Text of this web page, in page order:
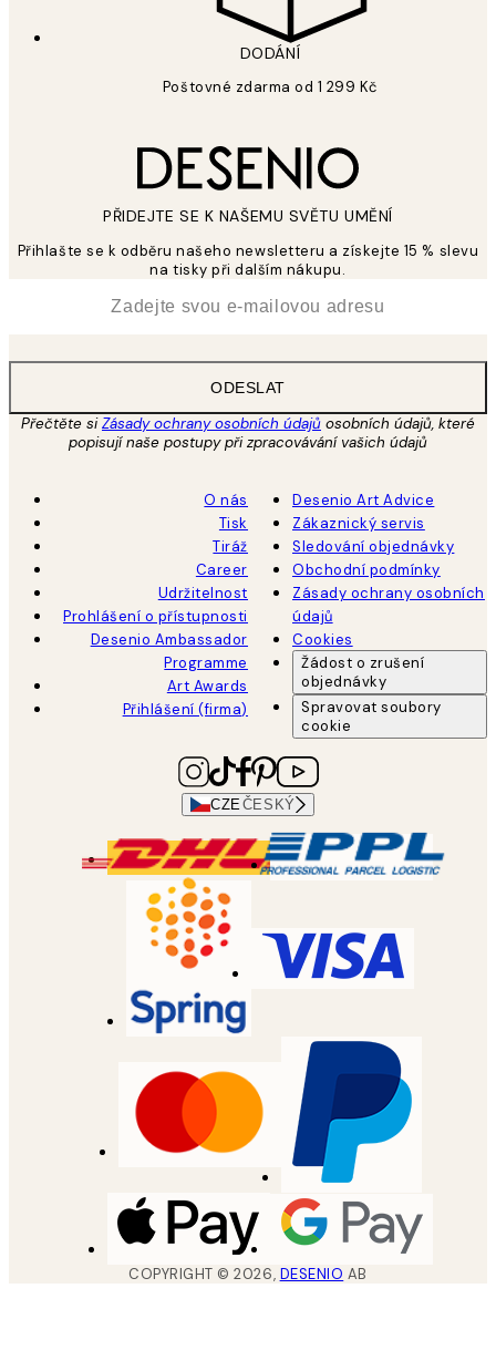
DODÁNÍ
Poštovné zdarma od 1 299 Kč
PŘIDEJTE SE K NAŠEMU SVĚTU UMĚNÍ
Přihlašte se k odběru našeho newsletteru a získejte 15 % slevu
na tisky při dalším nákupu.
ODESLAT
Přečtěte siZásady ochrany osobních údajů osobních údajů, které
popisují naše postupy při zpracovávání vašich údajů
O nás
Tisk
Tiráž
Career
Udržitelnost
Prohlášení o přístupnosti
Desenio Ambassador
Programme
Art Awards
Přihlášení (firma)
Desenio Art Advice
Zákaznický servis
Sledování objednávky
Obchodní podmínky
Zásady ochrany osobních
údajů
Cookies
Žádost o zrušení
objednávky
Spravovat soubory
cookie
CZEČESKÝ
COPYRIGHT ©2026, DESENIO AB